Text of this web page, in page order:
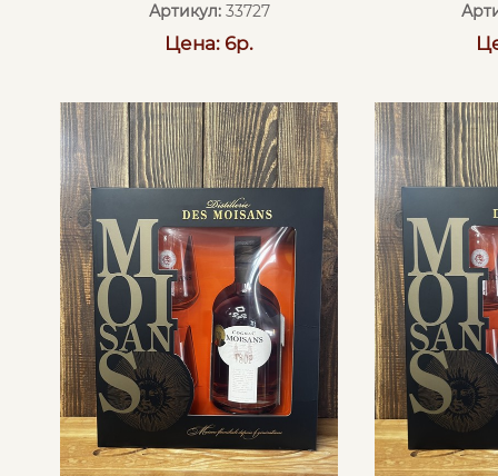
Артикул:33727
Цена: 6р.